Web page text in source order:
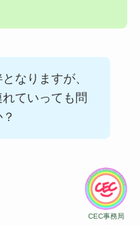
なりますが、
ていっても問
CEC事務局